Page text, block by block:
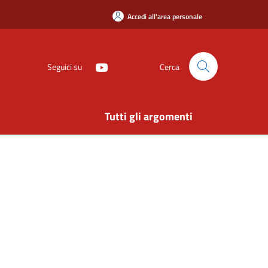
Accedi all'area personale
Seguici su Cerca
Tutti gli argomenti